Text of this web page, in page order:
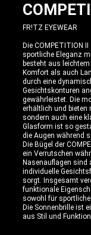
FR!TZ EYEWEAR
Die COMPETITION
sportliche Eleganz
besteht aus
Komfort als auch
durch eine
Gesichtskonturen
gewährleistet. Die
erhältlich und bieten
sondern auch eine
Glasform ist so
die Augen während
Die Bügel der
ein Verrutschen
Nasenauflagen sind
individuelle
sorgt. Insgesamt
funktionale
sowohl für
Die Sonnenbrille ist
aus Stil und